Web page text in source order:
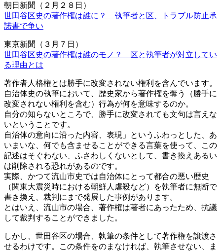
朝日新聞（２月２８日）
世田谷区史の著作権は誰に？ 執筆者と区、トラブル防止承
諾書で争い
東京新聞（３月７日）
世田谷区史の著作権は誰のモノ？ 区と執筆者が対立してい
る理由とは
著作者人格権とは勝手に改変されない権利を含んでいます。
自治体史の執筆において、歴史家から著作権を奪う（勝手に
改変されない権利を含む）行為が何を意味するのか。
自分の知らないところで、勝手に改変されても文句は言えな
いということです。
自治体の意向に沿った内容、表現」というふわっとした、あ
いまいな、何でも含ませることができる言葉を使って、この
記述はそぐわない、ふさわしくないとして、書き換えあるい
は削除される恐れがあるのです。
実際、かつて流山市史では自治体にとって都合の悪い歴史
（関東大震災時における朝鮮人虐殺など）を執筆者に無断で
書き換え、裁判にまで発展した事例があります。
とはいえ、流山市の場合、著作権は著者にあったため、抗議
して裁判することができました。
しかし、世田谷区の場合、執筆の条件として著作権を譲渡さ
せるわけです。この条件をのまなければ、執筆させない、ま